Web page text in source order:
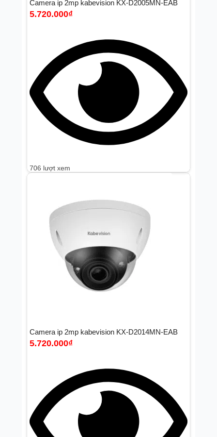
Camera ip 2mp kabevision KX-D2005MN-EAB
5.720.000₫
706 lượt xem
Camera ip 2mp kabevision KX-D2014MN-EAB
5.720.000₫